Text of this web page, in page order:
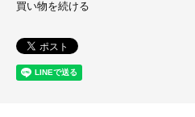
買い物を続ける